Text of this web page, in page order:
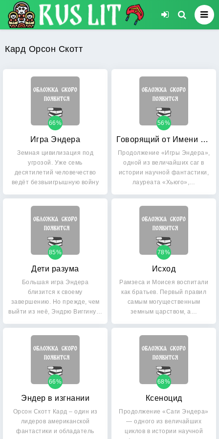
Кард Орсон Скотт
Игра Эндера
66%
Земная цивилизация под
угрозой. Уже семь
десятилетий человечество
ведёт безвыигрышную войну
Говорящий от Имени Мертвых: Возвращение Эндера
56%
Продолжение «Игры Эндера»,
одной из величайших саг в
истории научной фантастики,
лауреата «Хьюго»,…
Дети разума
85%
Большая игра Эндера
близится к своему
завершению. Но прежде, чем
выйти из неё, Эндрю Виггину…
Исход
78%
Рамзеса и Моисея воспитали
как братьев. Первый правил
самым могущественным
земным царством, а…
Эндер в изгнании
66%
Орсон Скотт Кард – один из
лидеров американской
фантастики и обладатель
Ксеноцид
68%
Продолжение «Саги Эндера»
— одного из величайших
циклов в истории научной